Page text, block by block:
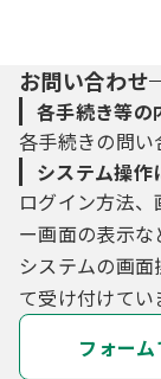
お問い合わせ
各手続き等の
各手続きの問い
システム操作
ログイン方法
ー画面の表示な
システムの画
て受け付けてい
フォー